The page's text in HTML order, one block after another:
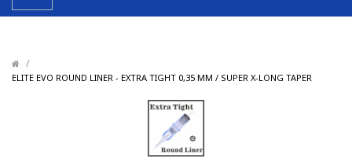
/
ELITE EVO ROUND LINER - EXTRA TIGHT 0,35 ММ / SUPER X-LONG TAPER